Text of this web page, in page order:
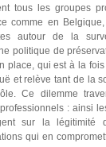
tous les groupes
comme en
autour de la
politique de
place, qui est à la
et relève tant de la
Ce dilemme
: ainsi
sur la légitimité
qui en